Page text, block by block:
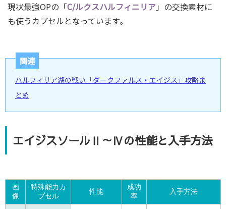
現状最強OPの「C/ルクスハルフィニリア 」の交換素材に
も使うカプセルとなっています｡
関連
ハルフィリア湖の戦い「ダークファルス・エイジス」攻略ま
とめ
エイジスソールⅡ～Ⅳの性能と入手方法
画
像
特殊能力カ
プセル
性能
成功
率
入手方法